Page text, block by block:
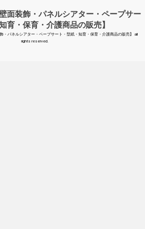
面装飾・パネルシアター・ペープサー
育・保育・介護商品の販売】
・パネルシアター・ペープサート・型紙・知育・保育・介護商品の販売】 all
rights reserved.